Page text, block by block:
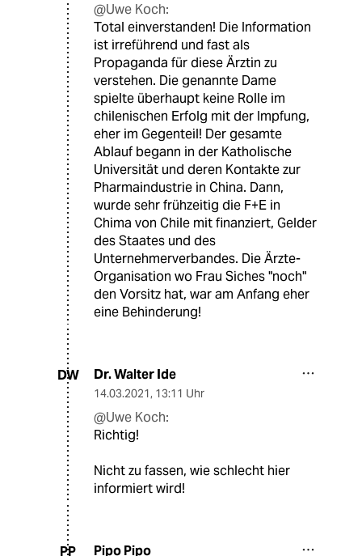
@Uwe Koch:
Total einverstanden! Die Information
ist irreführend und fast als
Propaganda für diese Ärztin zu
verstehen. Die genannte Dame
spielte überhaupt keine Rolle im
chilenischen Erfolg mit der Impfung,
eher im Gegenteil! Der gesamte
Ablauf begann in der Katholische
Universität und deren Kontakte zur
Pharmaindustrie in China. Dann,
wurde sehr frühzeitig die F+E in
Chima von Chile mit finanziert, Gelder
des Staates und des
Unternehmerverbandes. Die Ärzte-
Organisation wo Frau Siches "noch"
den Vorsitz hat, war am Anfang eher
eine Behinderung!
DW Dr. Walter Ide
14.03.2021, 13:11 Uhr
@Uwe Koch:
Richtig!
Nicht zu fassen, wie schlecht hier
informiert wird!
PP Pipo Pipo